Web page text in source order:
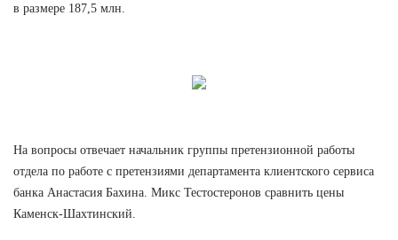
в размере 187,5 млн.
На вопросы отвечает начальник группы претензионной работы
отдела по работе с претензиями департамента клиентского сервиса
банка Анастасия Бахина. Микс Тестостеронов сравнить цены
Каменск-Шахтинский.